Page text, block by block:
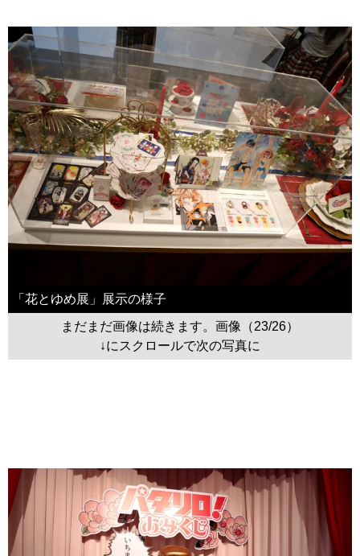
「花とゆめ展」展示の様子
まだまだ画像は続きます。画像（23/26）
↓にスクロールで次の写真に